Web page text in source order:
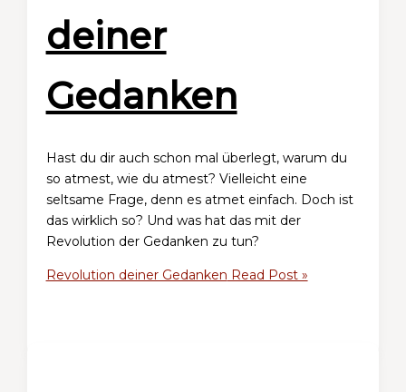
deiner
Gedanken
Hast du dir auch schon mal überlegt, warum du
so atmest, wie du atmest? Vielleicht eine
seltsame Frage, denn es atmet einfach. Doch ist
das wirklich so? Und was hat das mit der
Revolution der Gedanken zu tun?
Revolution deiner Gedanken Read Post »